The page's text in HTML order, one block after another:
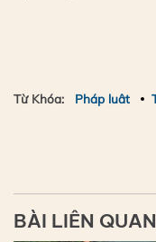
Từ Khóa: Pháp luât
BÀI LIÊN QUAN